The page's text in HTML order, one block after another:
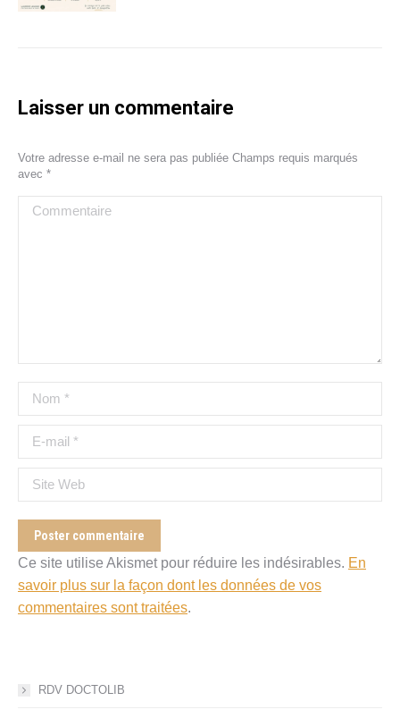
Laisser un commentaire
Votre adresse e-mail ne sera pas publiée Champs requis marqués
avec *
Commentaire
Nom *
E-mail *
Site Web
Poster commentaire
Ce site utilise Akismet pour réduire les indésirables. En
savoir plus sur la façon dont les données de vos
commentaires sont traitées.
RDV DOCTOLIB